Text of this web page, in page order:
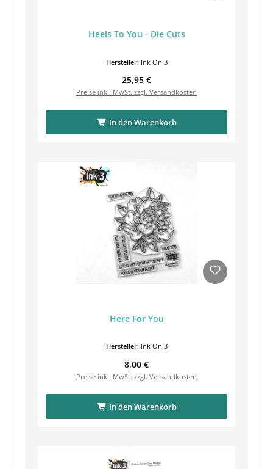
Heels To You - Die Cuts
Hersteller: Ink On 3
Regulärer Preis:
25,95 €
Preise inkl. MwSt. zzgl. Versandkosten
In den Warenkorb
Here For You
Hersteller: Ink On 3
Regulärer Preis:
8,00 €
Preise inkl. MwSt. zzgl. Versandkosten
In den Warenkorb